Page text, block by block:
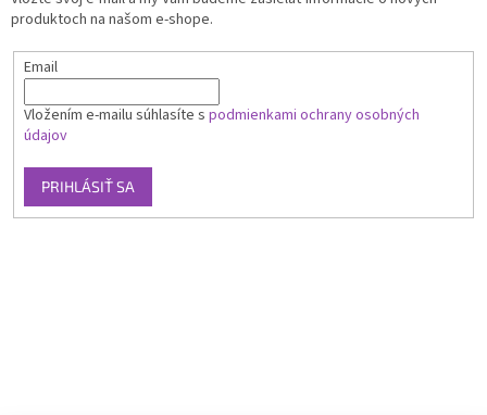
produktoch na našom e-shope.
Email
Vložením e-mailu súhlasíte s podmienkami ochrany osobných
údajov
PRIHLÁSIŤ SA